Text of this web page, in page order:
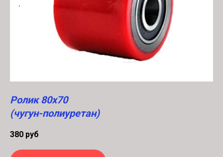
Ролик 80х70
(чугун-полиуретан)
380 руб